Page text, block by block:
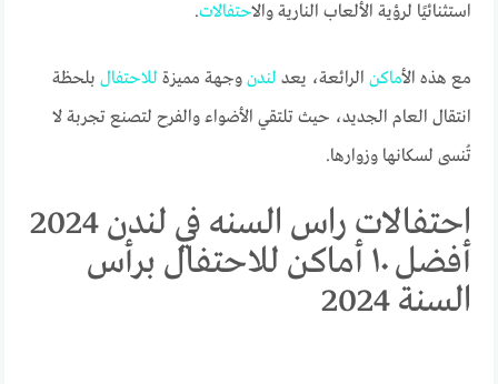
استثنائيًا لرؤية الألعاب النارية والاحتفالات.
مع هذه الأماكن الرائعة، يعد لندن وجهة مميزة للاحتفال بلحظة
انتقال العام الجديد، حيث تلتقي الأضواء والفرح لتصنع تجربة لا
تُنسى لسكانها وزوارها.
احتفالات راس السنه في لندن 2024
أفضل ١٠ أماكن للاحتفال برأس
السنة 2024